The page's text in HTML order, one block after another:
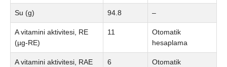
Su (g) 94.8 –
A vitamini aktivitesi, RE
(µg-RE)
11
Otomatik
hesaplama
A vitamini aktivitesi, RAE
6
Otomatik